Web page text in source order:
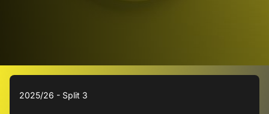
2025/26 - Split 3